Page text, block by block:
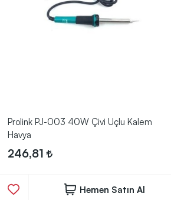
Prolink PJ-003 40W Çivi Uçlu Kalem
Havya
246,81
Hemen Satın Al